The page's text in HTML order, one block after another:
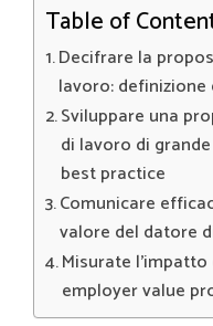
Table of
Decifrare la
lavoro:
Sviluppare una
di lavoro di
best practice
Comunicare
valore del datore
Misurate
employer value